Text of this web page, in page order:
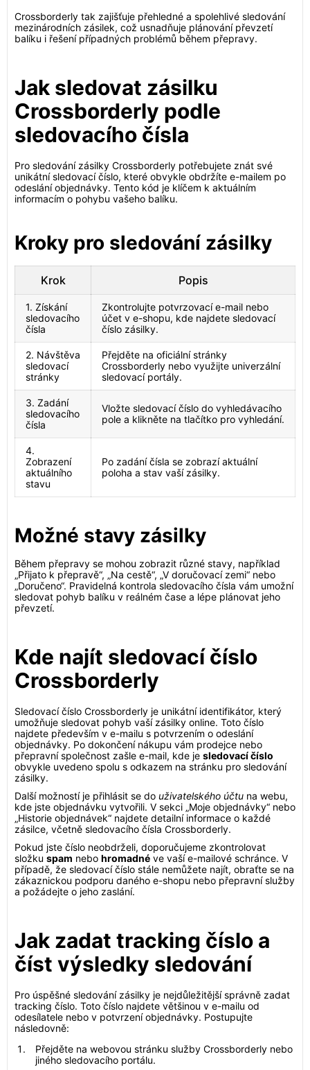
Crossborderly tak zajišťuje přehledné a spolehlivé sledování
mezinárodních zásilek, což usnadňuje plánování převzetí
balíku i řešení případných problémů během přepravy.
Jak sledovat zásilku
Crossborderly podle
sledovacího čísla
Pro sledování zásilky Crossborderly potřebujete znát své
unikátní sledovací číslo, které obvykle obdržíte e-mailem po
odeslání objednávky. Tento kód je klíčem k aktuálním
informacím o pohybu vašeho balíku.
Kroky pro sledování zásilky
Krok Popis
1. Získání
sledovacího
čísla
Zkontrolujte potvrzovací e-mail nebo
účet v e-shopu, kde najdete sledovací
číslo zásilky.
2. Návštěva
sledovací
stránky
Přejděte na oficiální stránky
Crossborderly nebo využijte univerzální
sledovací portály.
3. Zadání
sledovacího
čísla
Vložte sledovací číslo do vyhledávacího
pole a klikněte na tlačítko pro vyhledání.
4.
Zobrazení
aktuálního
stavu
Po zadání čísla se zobrazí aktuální
poloha a stav vaší zásilky.
Možné stavy zásilky
Během přepravy se mohou zobrazit různé stavy, například
„Přijato k přepravě“, „Na cestě“, „V doručovací zemi“ nebo
„Doručeno“. Pravidelná kontrola sledovacího čísla vám umožní
sledovat pohyb balíku v reálném čase a lépe plánovat jeho
převzetí.
Kde najít sledovací číslo
Crossborderly
Sledovací číslo Crossborderly je unikátní identifikátor, který
umožňuje sledovat pohyb vaší zásilky online. Toto číslo
najdete především v e-mailu s potvrzením o odeslání
objednávky. Po dokončení nákupu vám prodejce nebo
přepravní společnost zašle e-mail, kde je sledovací číslo
obvykle uvedeno spolu s odkazem na stránku pro sledování
zásilky.
Další možností je přihlásit se do uživatelského účtu na webu,
kde jste objednávku vytvořili. V sekci „Moje objednávky“ nebo
„Historie objednávek“ najdete detailní informace o každé
zásilce, včetně sledovacího čísla Crossborderly.
Pokud jste číslo neobdrželi, doporučujeme zkontrolovat
složku spam nebo hromadné ve vaší e-mailové schránce. V
případě, že sledovací číslo stále nemůžete najít, obraťte se na
zákaznickou podporu daného e-shopu nebo přepravní služby
a požádejte o jeho zaslání.
Jak zadat tracking číslo a
číst výsledky sledování
Pro úspěšné sledování zásilky je nejdůležitější správně zadat
tracking číslo. Toto číslo najdete většinou v e-mailu od
odesílatele nebo v potvrzení objednávky. Postupujte
následovně:
Přejděte na webovou stránku služby Crossborderly nebo
jiného sledovacího portálu.